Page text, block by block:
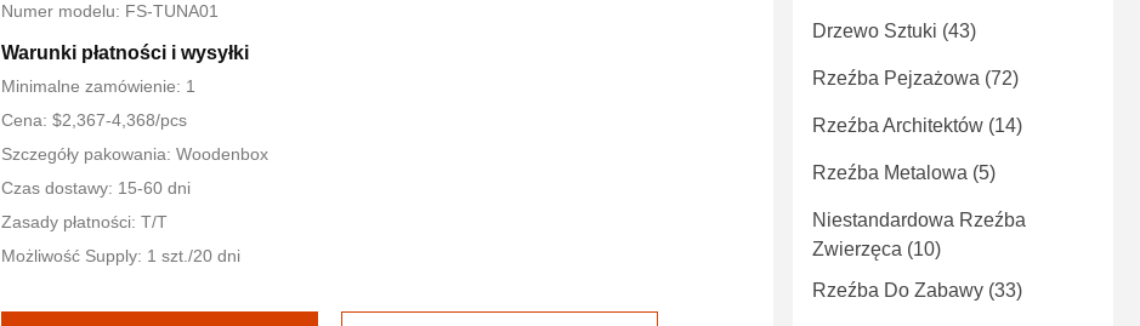
Numer modelu: FS-TUNA01
Warunki płatności i wysyłki
Minimalne zamówienie: 1
Cena: $2,367-4,368/pcs
Szczegóły pakowania: Woodenbox
Czas dostawy: 15-60 dni
Zasady płatności: T/T
Możliwość Supply: 1 szt./20 dni
Drzewo Sztuki (43)
Rzeźba Pejzażowa (72)
Rzeźba Architektów (14)
Rzeźba Metalowa (5)
Niestandardowa Rzeźba
Zwierzęca (10)
Rzeźba Do Zabawy (33)